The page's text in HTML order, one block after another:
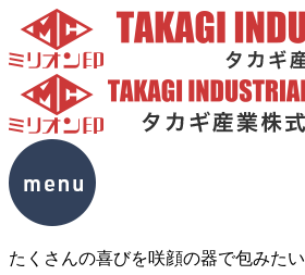
たくさんの喜びを咲顔の器で包みたい